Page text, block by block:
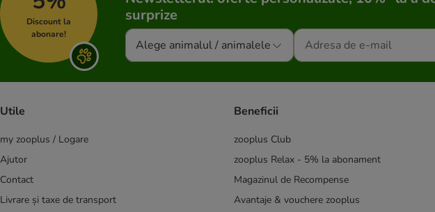
RINTI Canine (anterior Reddy)
Royal Canin Veterinary & Expert
Trovet
Hipoalergenică
Almo Nature
Alpha Spirit
Belcando
Best Nature
Discount la
abonare!
surprize
Alege animalul / animalele
Utile
my zooplus / Logare
Ajutor
Contact
Livrare și taxe de transport
Beneficii
zooplus Club
zooplus Relax - 5% la abonament
Magazinul de Recompense
Avantaje & vouchere zooplus